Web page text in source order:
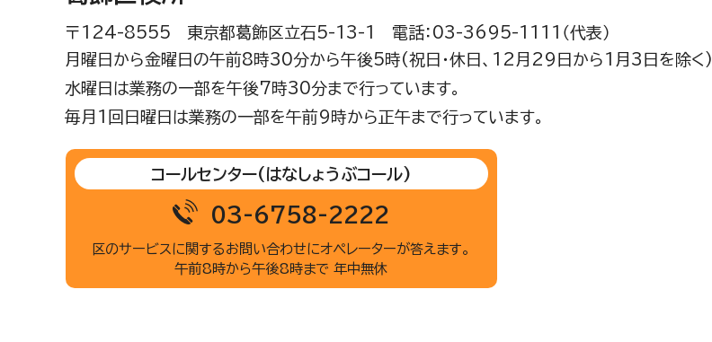
〒124-8555 東京都葛飾区立石5-13-1 電話：03-3695-1111（代表）
月曜日から金曜日の午前8時30分から午後5時(祝日・休日、12月29日から1月3日を除く)
水曜日は業務の一部を午後7時30分まで行っています。
毎月1回日曜日は業務の一部を午前9時から正午まで行っています。
コールセンター(はなしょうぶコール)
03-6758-2222
区のサービスに関するお問い合わせにオペレーターが答えます。
午前8時から午後8時まで 年中無休